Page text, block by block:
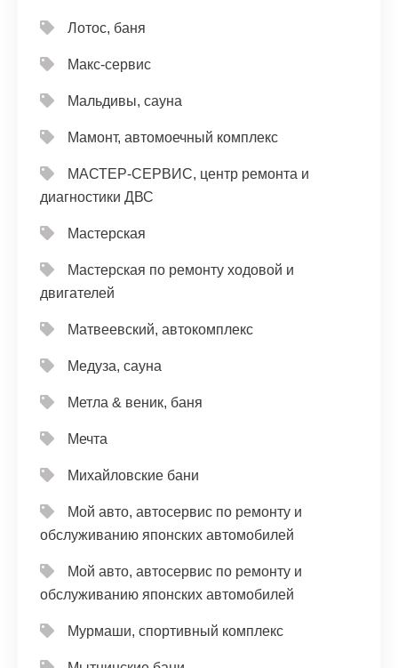
Лотос, баня
Макс-сервис
Мальдивы, сауна
Мамонт, автомоечный комплекс
МАСТЕР-СЕРВИС, центр ремонта и
диагностики ДВС
Мастерская
Мастерская по ремонту ходовой и
двигателей
Матвеевский, автокомплекс
Медуза, сауна
Метла & веник, баня
Мечта
Михайловские бани
Мой авто, автосервис по ремонту и
обслуживанию японских автомобилей
Мой авто, автосервис по ремонту и
обслуживанию японских автомобилей
Мурмаши, спортивный комплекс